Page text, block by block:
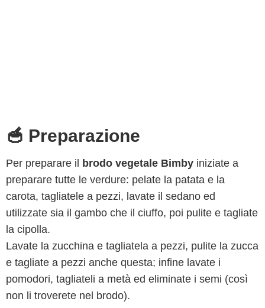
🥣 Preparazione
Per preparare il brodo vegetale Bimby iniziate a
preparare tutte le verdure: pelate la patata e la
carota, tagliatele a pezzi, lavate il sedano ed
utilizzate sia il gambo che il ciuffo, poi pulite e tagliate
la cipolla.
Lavate la zucchina e tagliatela a pezzi, pulite la zucca
e tagliate a pezzi anche questa; infine lavate i
pomodori, tagliateli a metà ed eliminate i semi (così
non li troverete nel brodo).